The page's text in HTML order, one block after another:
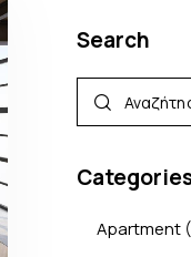
Search
Apartment